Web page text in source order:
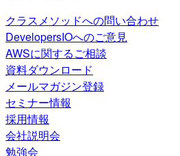
クラスメソッドへの問い合わせ
DevelopersIOへのご意見
AWSに関するご相談
資料ダウンロード
メールマガジン登録
セミナー情報
採用情報
会社説明会
勉強会